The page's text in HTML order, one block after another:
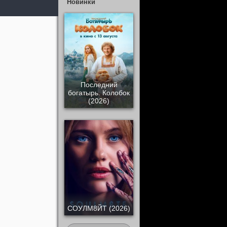
Новинки
Последний
богатырь. Колобок
(2026)
СОУЛМ8ЙТ (2026)